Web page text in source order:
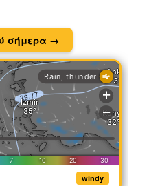
σήμερα →
windy